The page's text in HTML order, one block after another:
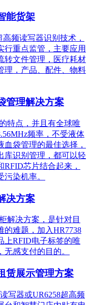
能货架
频读写器识别技术，
行重点监管，主要应用
转文件管理，医疗耗材
理，产品、配件、物料
管理解决方案
特点，并且有全球唯
频率，不受液体
袋管理的最佳选择，
库识别管理，都可以轻
芯片结合起来，
染机率。
决方案
解决方案，是针对目
的难题，加入HR7738
上RFID电子标签的唯
感支付的目的。
赁展示管理方案
写器或UR6258超高频